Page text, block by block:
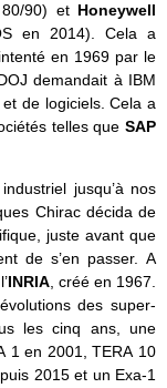
90) et Honeywell
en 2014). Cela a
en 1969 par le
demandait à IBM
de logiciels. Cela a
telles que SAP
jusqu’à nos
Chirac décida de
juste avant que
de s’en passer. A
INRIA , créé en 1967.
des super-
les cinq ans, une
1 en 2001, TERA 10
2015 et un Exa-1